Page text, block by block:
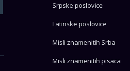
Srpske poslovice
Latinske poslovice
Misli znamenitih Srba
Misli znamenitih pisaca